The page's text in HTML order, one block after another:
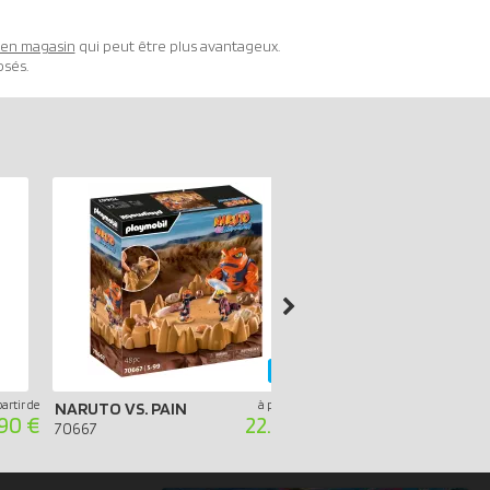
magasin qui peut être plus avantageux.
de
€
NARUTO VS. PAIN
70667
à partir de
22.35 €